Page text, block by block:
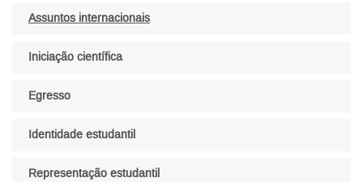
Assuntos internacionais
Iniciação científica
Egresso
Identidade estudantil
Representação estudantil